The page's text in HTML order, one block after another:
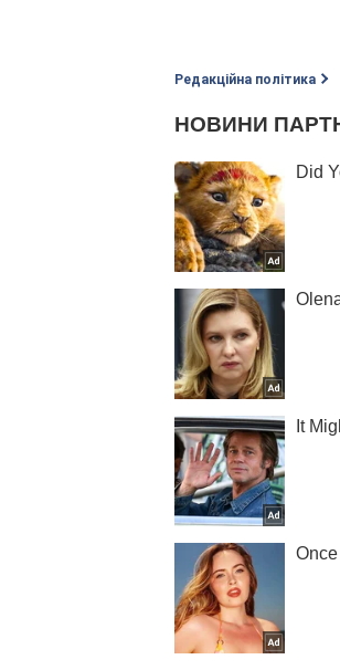
Редакційна політика